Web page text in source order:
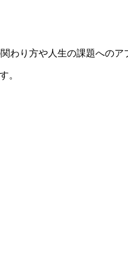
わり方や人生の課題へのア
。